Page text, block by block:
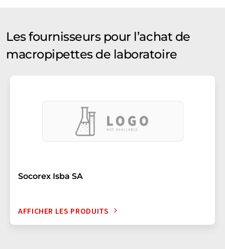
Les fournisseurs pour l’achat de
macropipettes de laboratoire
Socorex Isba SA
AFFICHER LES PRODUITS